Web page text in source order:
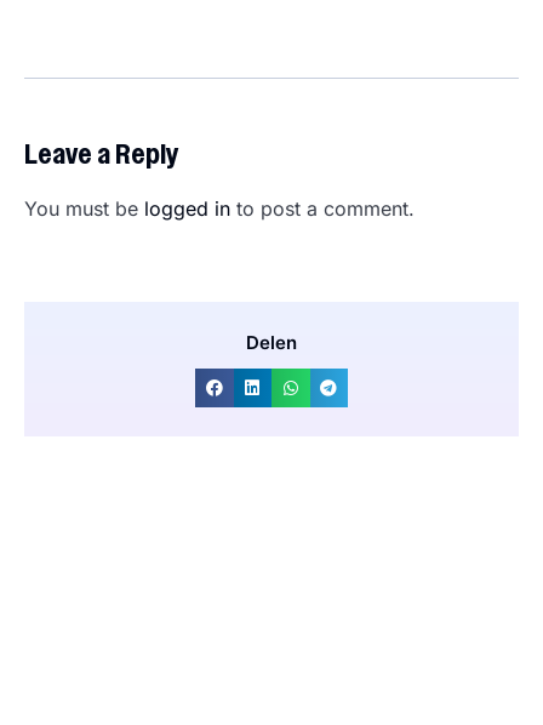
Leave a Reply
You must be logged in to post a comment.
Delen